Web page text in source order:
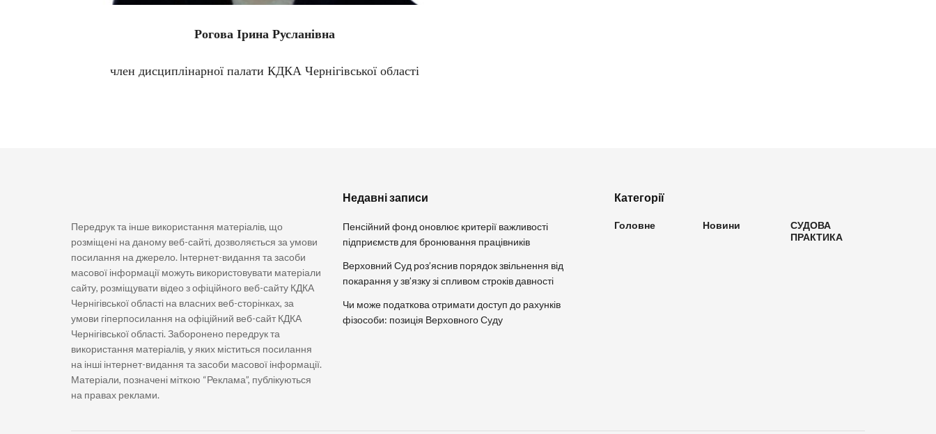
Рогова Ірина Русланівна
член дисциплінарної палати КДКА Чернігівської області
Передрук та інше використання матеріалів, що
розміщені на даному веб-сайті, дозволяється за умови
посилання на джерело. Інтернет-видання та засоби
масової інформації можуть використовувати матеріали
сайту, розміщувати відео з офіційного веб-сайту КДКА
Чернігівської області на власних веб-сторінках, за
умови гіперпосилання на офіційний веб-сайт КДКА
Чернігівської області. Заборонено передрук та
використання матеріалів, у яких міститься посилання
на інші інтернет-видання та засоби масової інформації.
Матеріали, позначені міткою “Реклама”, публікуються
на правах реклами.
Недавні записи
Пенсійний фонд оновлює критерії важливості
підприємств для бронювання працівників
Верховний Суд роз’яснив порядок звільнення від
покарання у зв’язку зі спливом строків давності
Чи може податкова отримати доступ до рахунків
фізособи: позиція Верховного Суду
Категорії
Головне Новини
СУДОВА
ПРАКТИКА